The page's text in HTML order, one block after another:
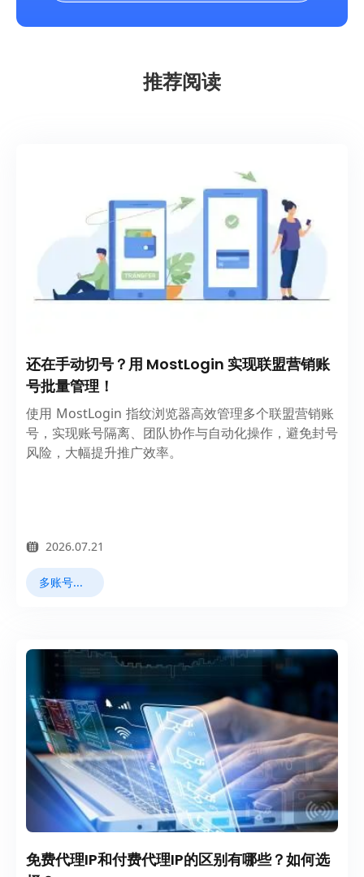
推荐阅读
还在手动切号？用 MostLogin 实现联盟营销账
号批量管理！
使用 MostLogin 指纹浏览器高效管理多个联盟营销账
号，实现账号隔离、团队协作与自动化操作，避免封号
风险，大幅提升推广效率。
2026.07.21
多账号管理
免费代理IP和付费代理IP的区别有哪些？如何选